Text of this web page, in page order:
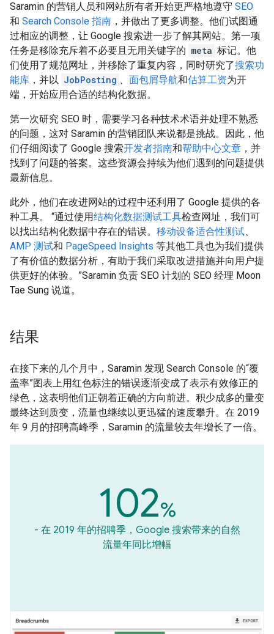
Saramin 的营销人员和网站所有者开始更严格地遵守 SEO
和 Search Console 指南 ，并做出了更多调整。他们试图通
过相应的调整，让 Google 搜索进一步了解其网站。第一项
任务是移除充斥着不必要且无用关键字的 meta 标记。他
们使用了规范网址，并移除了重复内容，同时研究了搜索功
能库 ，并以 JobPosting 、 面包屑导航和估算工资为开
端，开始应用合适的结构化数据。
第一次研究 SEO 时，需要学习各种技术术语并处理不熟悉
的问题，这对 Saramin 的营销团队来说都是挑战。因此，他
们仔细阅读了 Google 搜索开发者指南和帮助中心文章 ，并
找到了问题的答案。这些资源会持续为他们遇到的问题提供
最新信息。
此外，他们在改进网站的过程中还利用了 Google 提供的各
种工具。 “通过使用结构化数据测试工具检查网址，我们可
以找出结构化数据中存在的错误。 移动设备适合性测试、
AMP 测试和 PageSpeed Insights 等其他工具也为我们提供
了有价值的数据分析，有助于我们采取改进措施并向用户提
供更好的体验。”Saramin 负责 SEO 计划的 SEO 经理 Moon
Tae Sung 说道。
结果
在接下来的几个月中，Saramin 发现 Search Console 的“覆
盖率”图表上用红色标注的错误逐渐变成了表示有效修正的
绿色，这表明他们正朝着正确的方向前进。积少成多的量变
最终达到质变，流量也继续以更迅猛的速度攀升。在 2019
年 9 月的招聘高峰季，Saramin 的流量较去年增长了一倍。
102%
- 在 2019 年的招聘季，Google 搜索带来的自然
流量年同比增幅